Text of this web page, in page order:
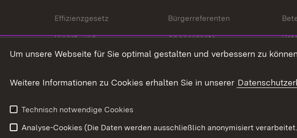
Effizienzgesetz
Dienst- und
Versorgungsbezüge
Weitere
Bürgerreferenten
Abgeordnete
Bürgerbeauftragte
Um unsere Webseite für Sie optimal gestalten und verbessern zu
Weitere Informationen zu Cookies erhalten Sie in unserer
Technisch notwendige Cookies
Analyse-Cookies (Die Daten werden ausschließlich anonymisiert